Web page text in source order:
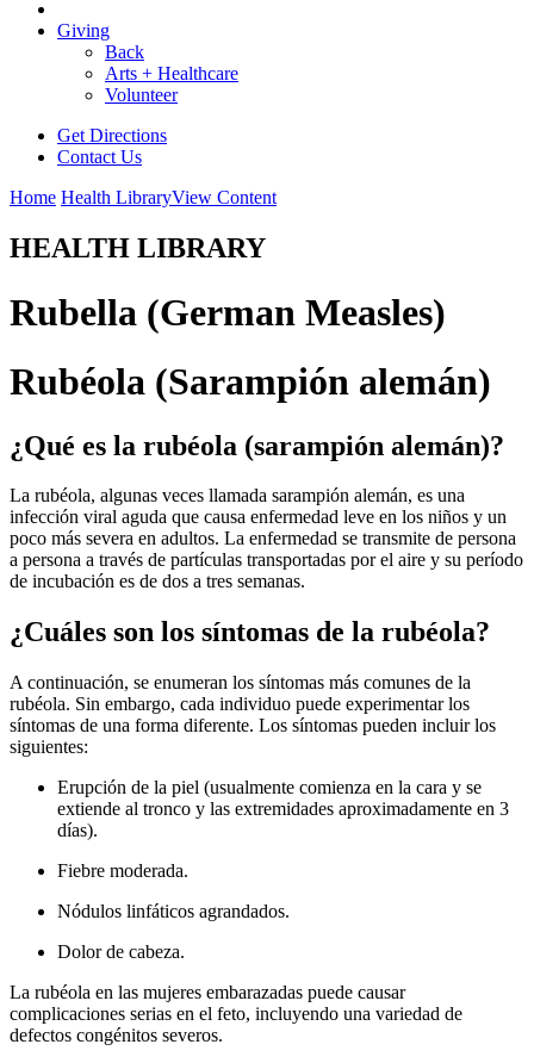
Giving
Back
Arts + Healthcare
Volunteer
Get Directions
Contact Us
Home Health LibraryView Content
HEALTH LIBRARY
Rubella (German Measles)
Rubéola (Sarampión alemán)
¿Qué es la rubéola (sarampión alemán)?
La rubéola, algunas veces llamada sarampión alemán, es una
infección viral aguda que causa enfermedad leve en los niños y un
poco más severa en adultos. La enfermedad se transmite de persona
a persona a través de partículas transportadas por el aire y su período
de incubación es de dos a tres semanas.
¿Cuáles son los síntomas de la rubéola?
A continuación, se enumeran los síntomas más comunes de la
rubéola. Sin embargo, cada individuo puede experimentar los
síntomas de una forma diferente. Los síntomas pueden incluir los
siguientes:
Erupción de la piel (usualmente comienza en la cara y se
extiende al tronco y las extremidades aproximadamente en 3
días).
Fiebre moderada.
Nódulos linfáticos agrandados.
Dolor de cabeza.
La rubéola en las mujeres embarazadas puede causar
complicaciones serias en el feto, incluyendo una variedad de
defectos congénitos severos.